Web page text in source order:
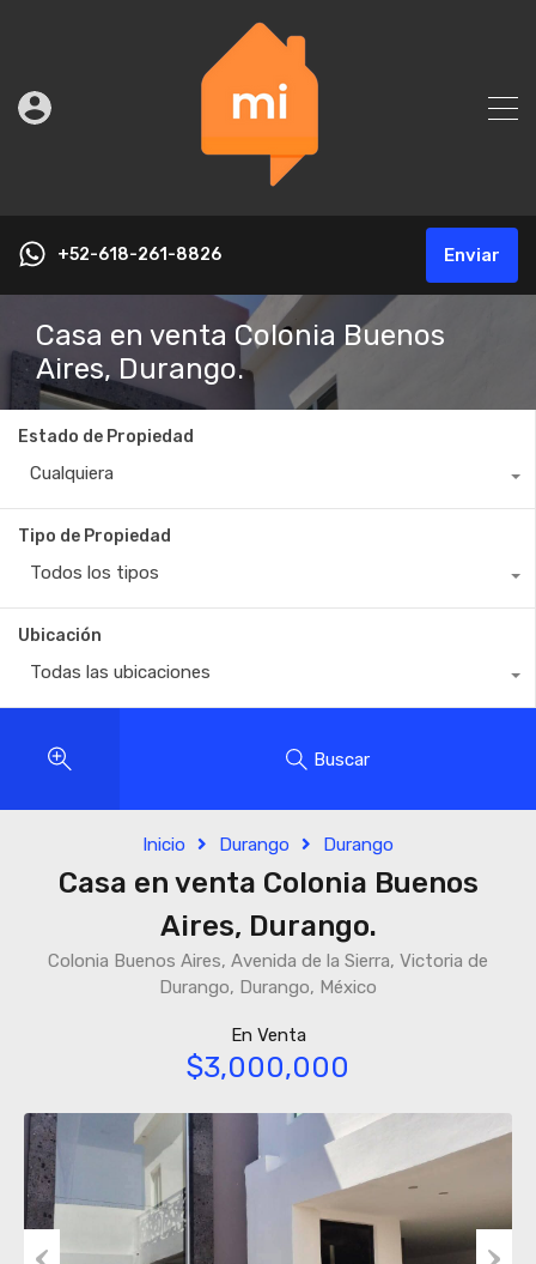
+52-618-261-8826 Enviar
Casa en venta Colonia Buenos
Aires, Durango.
Estado de Propiedad
Cualquiera
Tipo de Propiedad
Todos los tipos
Ubicación
Todas las ubicaciones
Buscar
Inicio Durango Durango
Casa en venta Colonia Buenos
Aires, Durango.
Colonia Buenos Aires, Avenida de la Sierra, Victoria de
Durango, Durango, México
En Venta
$3,000,000